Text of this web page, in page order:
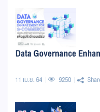
Data Governance
11 เม.ย. 64 9250